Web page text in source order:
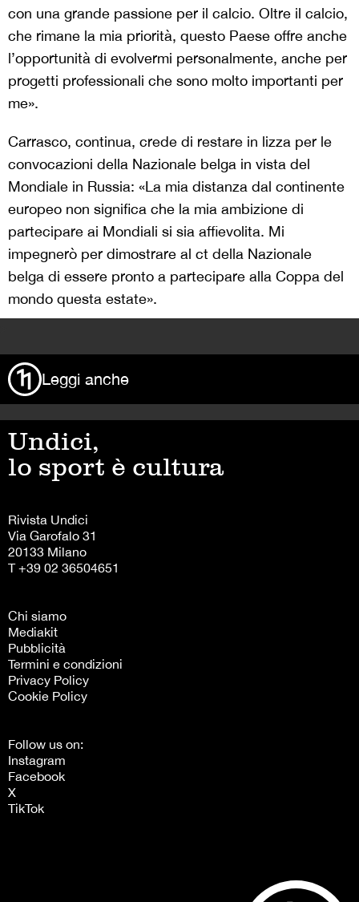
con una grande passione per il calcio. Oltre il calcio,
che rimane la mia priorità, questo Paese offre anche
l’opportunità di evolvermi personalmente, anche per
progetti professionali che sono molto importanti per
me».
Carrasco, continua, crede di restare in lizza per le
convocazioni della Nazionale belga in vista del
Mondiale in Russia: «La mia distanza dal continente
europeo non significa che la mia ambizione di
partecipare ai Mondiali si sia affievolita. Mi
impegnerò per dimostrare al ct della Nazionale
belga di essere pronto a partecipare alla Coppa del
mondo questa estate».
Leggi anche
Undici,
lo sport è cultura
Rivista Undici
Via Garofalo 31
20133 Milano
T +39 02 36504651
Chi siamo
Mediakit
Pubblicità
Termini e condizioni
Privacy Policy
Cookie Policy
Follow us on:
Instagram
Facebook
X
TikTok